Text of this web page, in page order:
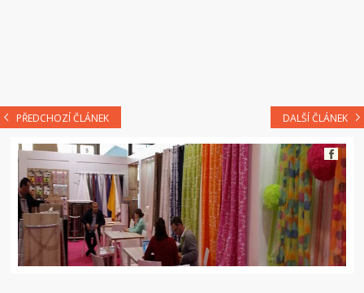
PŘEDCHOZÍ ČLÁNEK DALŠÍ ČLÁNEK